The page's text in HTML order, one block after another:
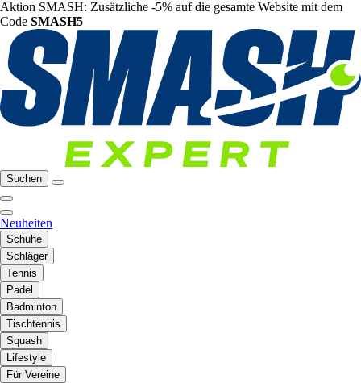
Aktion SMASH: Zusätzliche -5% auf die gesamte Website mit dem
Code SMASH5
Suchen
Neuheiten
Schuhe
Schläger
Tennis
Padel
Badminton
Tischtennis
Squash
Lifestyle
Für Vereine